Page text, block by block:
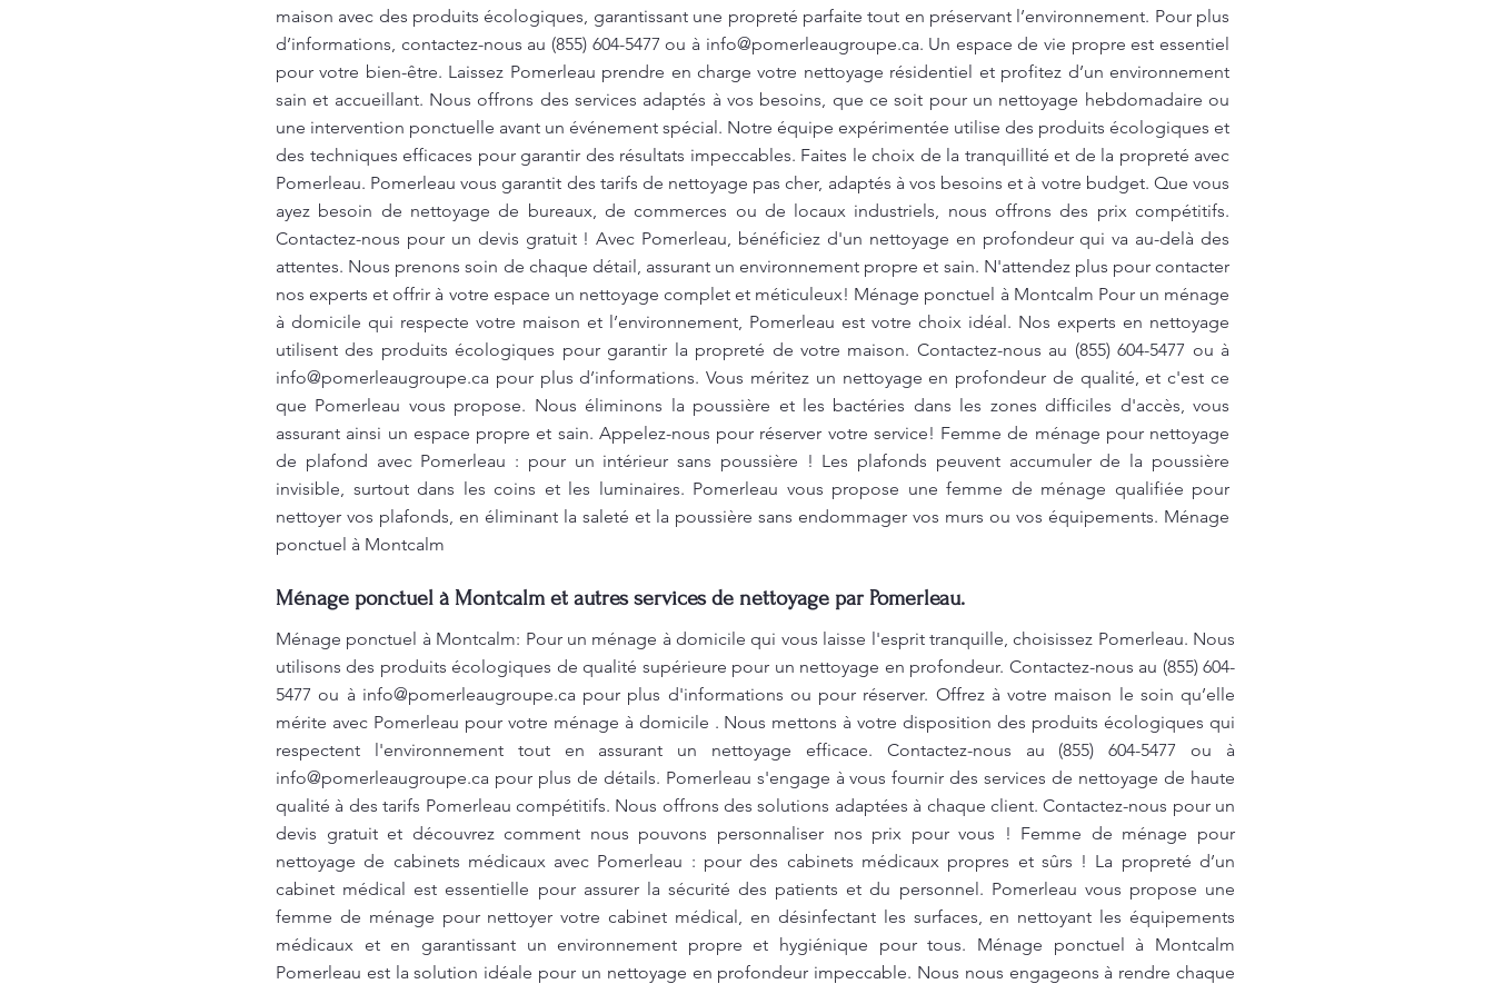
maison avec des produits écologiques, garantissant une propreté parfaite tout en préservant l’environnement. Pour plus
d’informations, contactez-nous au (855) 604-5477 ou à info@pomerleaugroupe.ca. Un espace de vie propre est essentiel
pour votre bien-être. Laissez Pomerleau prendre en charge votre nettoyage résidentiel et profitez d’un environnement
sain et accueillant. Nous offrons des services adaptés à vos besoins, que ce soit pour un nettoyage hebdomadaire ou
une intervention ponctuelle avant un événement spécial. Notre équipe expérimentée utilise des produits écologiques et
des techniques efficaces pour garantir des résultats impeccables. Faites le choix de la tranquillité et de la propreté avec
Pomerleau. Pomerleau vous garantit des tarifs de nettoyage pas cher, adaptés à vos besoins et à votre budget. Que vous
ayez besoin de nettoyage de bureaux, de commerces ou de locaux industriels, nous offrons des prix compétitifs.
Contactez-nous pour un devis gratuit ! Avec Pomerleau, bénéficiez d'un nettoyage en profondeur qui va au-delà des
attentes. Nous prenons soin de chaque détail, assurant un environnement propre et sain. N'attendez plus pour contacter
nos experts et offrir à votre espace un nettoyage complet et méticuleux! Ménage ponctuel à Montcalm Pour un ménage
à domicile qui respecte votre maison et l’environnement, Pomerleau est votre choix idéal. Nos experts en nettoyage
utilisent des produits écologiques pour garantir la propreté de votre maison. Contactez-nous au (855) 604-5477 ou à
info@pomerleaugroupe.ca pour plus d’informations. Vous méritez un nettoyage en profondeur de qualité, et c'est ce
que Pomerleau vous propose. Nous éliminons la poussière et les bactéries dans les zones difficiles d'accès, vous
assurant ainsi un espace propre et sain. Appelez-nous pour réserver votre service! Femme de ménage pour nettoyage
de plafond avec Pomerleau : pour un intérieur sans poussière ! Les plafonds peuvent accumuler de la poussière
invisible, surtout dans les coins et les luminaires. Pomerleau vous propose une femme de ménage qualifiée pour
nettoyer vos plafonds, en éliminant la saleté et la poussière sans endommager vos murs ou vos équipements. Ménage
ponctuel à Montcalm
Ménage ponctuel à Montcalm et autres services de nettoyage par Pomerleau.
Ménage ponctuel à Montcalm: Pour un ménage à domicile qui vous laisse l'esprit tranquille, choisissez Pomerleau. Nous
utilisons des produits écologiques de qualité supérieure pour un nettoyage en profondeur. Contactez-nous au (855) 604-
5477 ou à info@pomerleaugroupe.capour plus d'informations ou pour réserver. Offrez à votre maison le soin qu’elle
mérite avec Pomerleau pour votre ménage à domicile . Nous mettons à votre disposition des produits écologiques qui
respectent l'environnement tout en assurant un nettoyage efficace. Contactez-nous au (855) 604-5477 ou à
info@pomerleaugroupe.ca pour plus de détails. Pomerleau s'engage à vous fournir des services de nettoyage de haute
qualité à des tarifs Pomerleau compétitifs. Nous offrons des solutions adaptées à chaque client. Contactez-nous pour un
devis gratuit et découvrez comment nous pouvons personnaliser nos prix pour vous ! Femme de ménage pour
nettoyage de cabinets médicaux avec Pomerleau : pour des cabinets médicaux propres et sûrs ! La propreté d’un
cabinet médical est essentielle pour assurer la sécurité des patients et du personnel. Pomerleau vous propose une
femme de ménage pour nettoyer votre cabinet médical, en désinfectant les surfaces, en nettoyant les équipements
médicaux et en garantissant un environnement propre et hygiénique pour tous. Ménage ponctuel à Montcalm
Pomerleau est la solution idéale pour un nettoyage en profondeur impeccable. Nous nous engageons à rendre chaque